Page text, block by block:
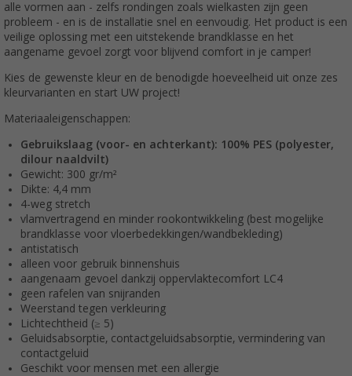
alle vormen aan - zelfs rondingen zoals wielkasten zijn geen
probleem - en is de installatie snel en eenvoudig. Het product is een
veilige oplossing met een uitstekende brandklasse en het
aangename gevoel zorgt voor blijvend comfort in je camper!
Kies de gewenste kleur en de benodigde hoeveelheid uit onze zes
kleurvarianten en start UW project!
Materiaaleigenschappen:
Gebruikslaag (voor- en achterkant): 100% PES (polyester,
dilour naaldvilt)
Gewicht: 300 gr/m²
Dikte: 4,4 mm
4-weg stretch
vlamvertragend en minder rookontwikkeling (best mogelijke
brandklasse voor vloerbedekkingen/wandbekleding)
antistatisch
alleen voor gebruik binnenshuis
aangenaam gevoel dankzij oppervlaktecomfort LC4
geen rafelen van snijranden
Weerstand tegen verkleuring
Lichtechtheid (≥ 5)
Geluidsabsorptie, contactgeluidsabsorptie, vermindering van
contactgeluid
Geschikt voor mensen met een allergie